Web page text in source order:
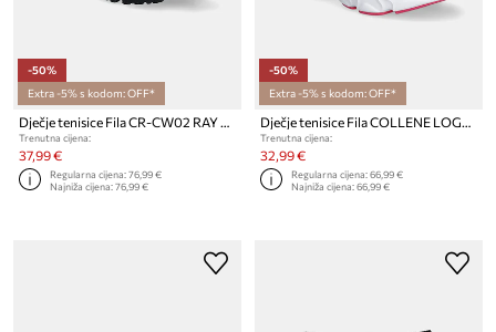
-50%
Extra -5% s kodom: OFF*
Trenutna cijena:
37,99 €
Regularna cijena:76,99 €
Najniža cijena:76,99 €
-50%
Extra -5% s kodom: OFF*
Trenutna cijena:
32,99 €
Regularna cijena:66,99 €
Najniža cijena:66,99 €